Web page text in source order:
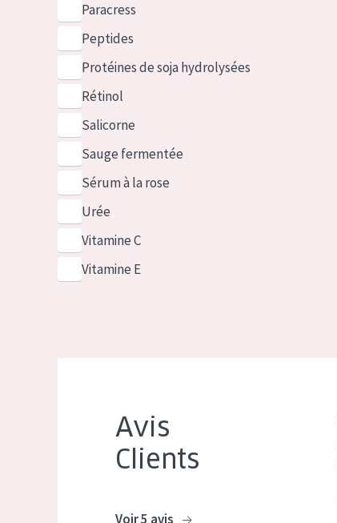
Paracress
Peptides
Protéines de soja hydrolysées
Rétinol
Salicorne
Sauge fermentée
Sérum à la rose
Urée
Vitamine C
Vitamine E
Avis
Clients
Voir 5 avis